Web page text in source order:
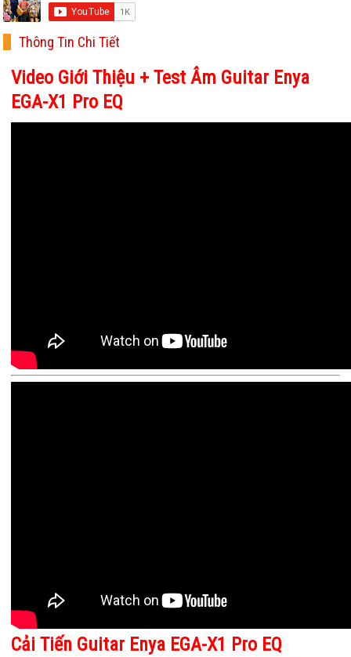
Thông Tin Chi Tiết
Video Giới Thiệu + Test Âm Guitar Enya
EGA-X1 Pro EQ
Cải Tiến Guitar Enya EGA-X1 Pro EQ